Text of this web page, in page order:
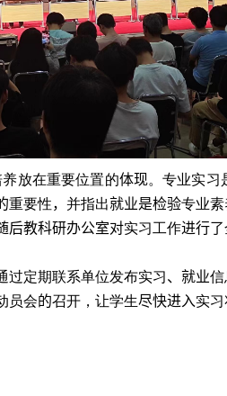
养放在重要位置的体现。专业实习
重要性， 并指出就业是检验专业
后教科研办公室对实习工作进行了
过定期联系单位发布实习、就业信
员会的召开，让学生尽快进入实习